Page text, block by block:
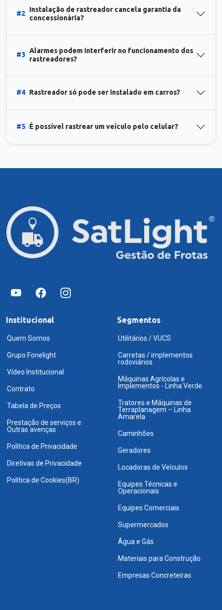
#2
Instalação de rastreador cancela garantia da
concessionária?
#3
Alarmes podem interferir no funcionamento dos
rastreadores?
#4 Rastreador só pode ser instalado em carros?
#5 É possível rastrear um veículo pelo celular?
Institucional
Quem Somos
Grupo Fonelight
Vídeo Institucional
Contrato
Tabela de Preços
Prestação de serviços e
Outras avenças
Política de Privacidade
Diretivas de Privacidade
Política de Cookies(BR)
Segmentos
Utilitários / VUCS
Carretas / implementos
rodoviários
Máquinas Agrícolas e
Implementos - Linha Verde
Tratores e Máquinas de
Terraplanagem – Linha
Amarela
Caminhões
Geradores
Locadoras de Veículos
Equipes Técnicas e
Operacionais
Equipes Comerciais
Supermercados
Água e Gás
Materiais para Construção
Empresas Concreteiras